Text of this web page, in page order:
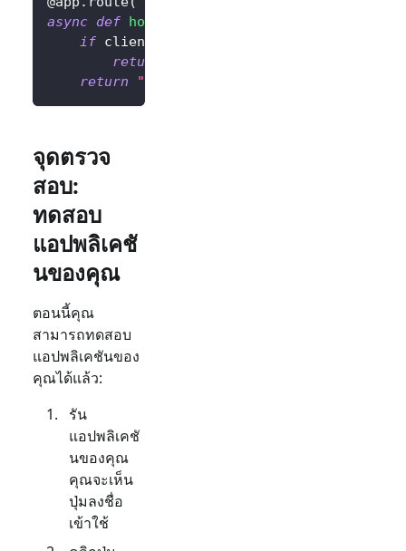
async def home
if client
return
return
"ยืนยันตัวตนแล้ว <a href='/sign-
จุดตรวจ
สอบ:
ทดสอบ
แอปพลิเคชั
นของคุณ
ตอนนี้คุณ
สามารถทดสอบ
แอปพลิเคชันของ
คุณได้แล้ว:
รัน
แอปพลิเคชั
นของคุณ
คุณจะเห็น
ปุ่มลงชื่อ
เข้าใช้